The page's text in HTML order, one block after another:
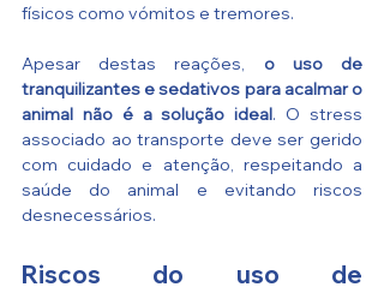
físicos como vómitos e tremores.
Apesar destas reações, o uso de
tranquilizantes e sedativos para acalmar o
animal não é a solução ideal. O stress
associado ao transporte deve ser gerido
com cuidado e atenção, respeitando a
saúde do animal e evitando riscos
desnecessários.
Riscos do uso de